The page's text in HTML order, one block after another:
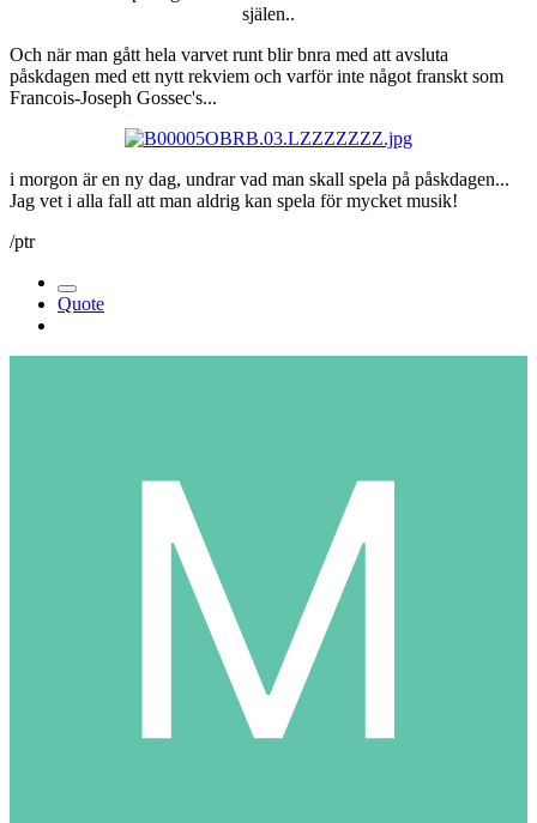
själen..
Och när man gått hela varvet runt blir bnra med att avsluta
påskdagen med ett nytt rekviem och varför inte något franskt som
Francois-Joseph Gossec's...
i morgon är en ny dag, undrar vad man skall spela på påskdagen...
Jag vet i alla fall att man aldrig kan spela för mycket musik!
/ptr
Quote